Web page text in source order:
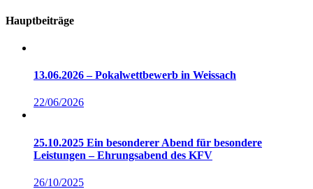
Hauptbeiträge
13.06.2026 – Pokalwettbewerb in Weissach
22/06/2026
25.10.2025 Ein besonderer Abend für besondere
Leistungen – Ehrungsabend des KFV
26/10/2025